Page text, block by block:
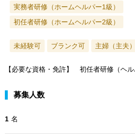
実務者研修（ホームヘルパー1級）
初任者研修（ホームヘルパー2級）
未経験可 ブランク可 主婦（主夫
【必要な資格・免許】 初任者研修（ヘ
募集人数
1 名